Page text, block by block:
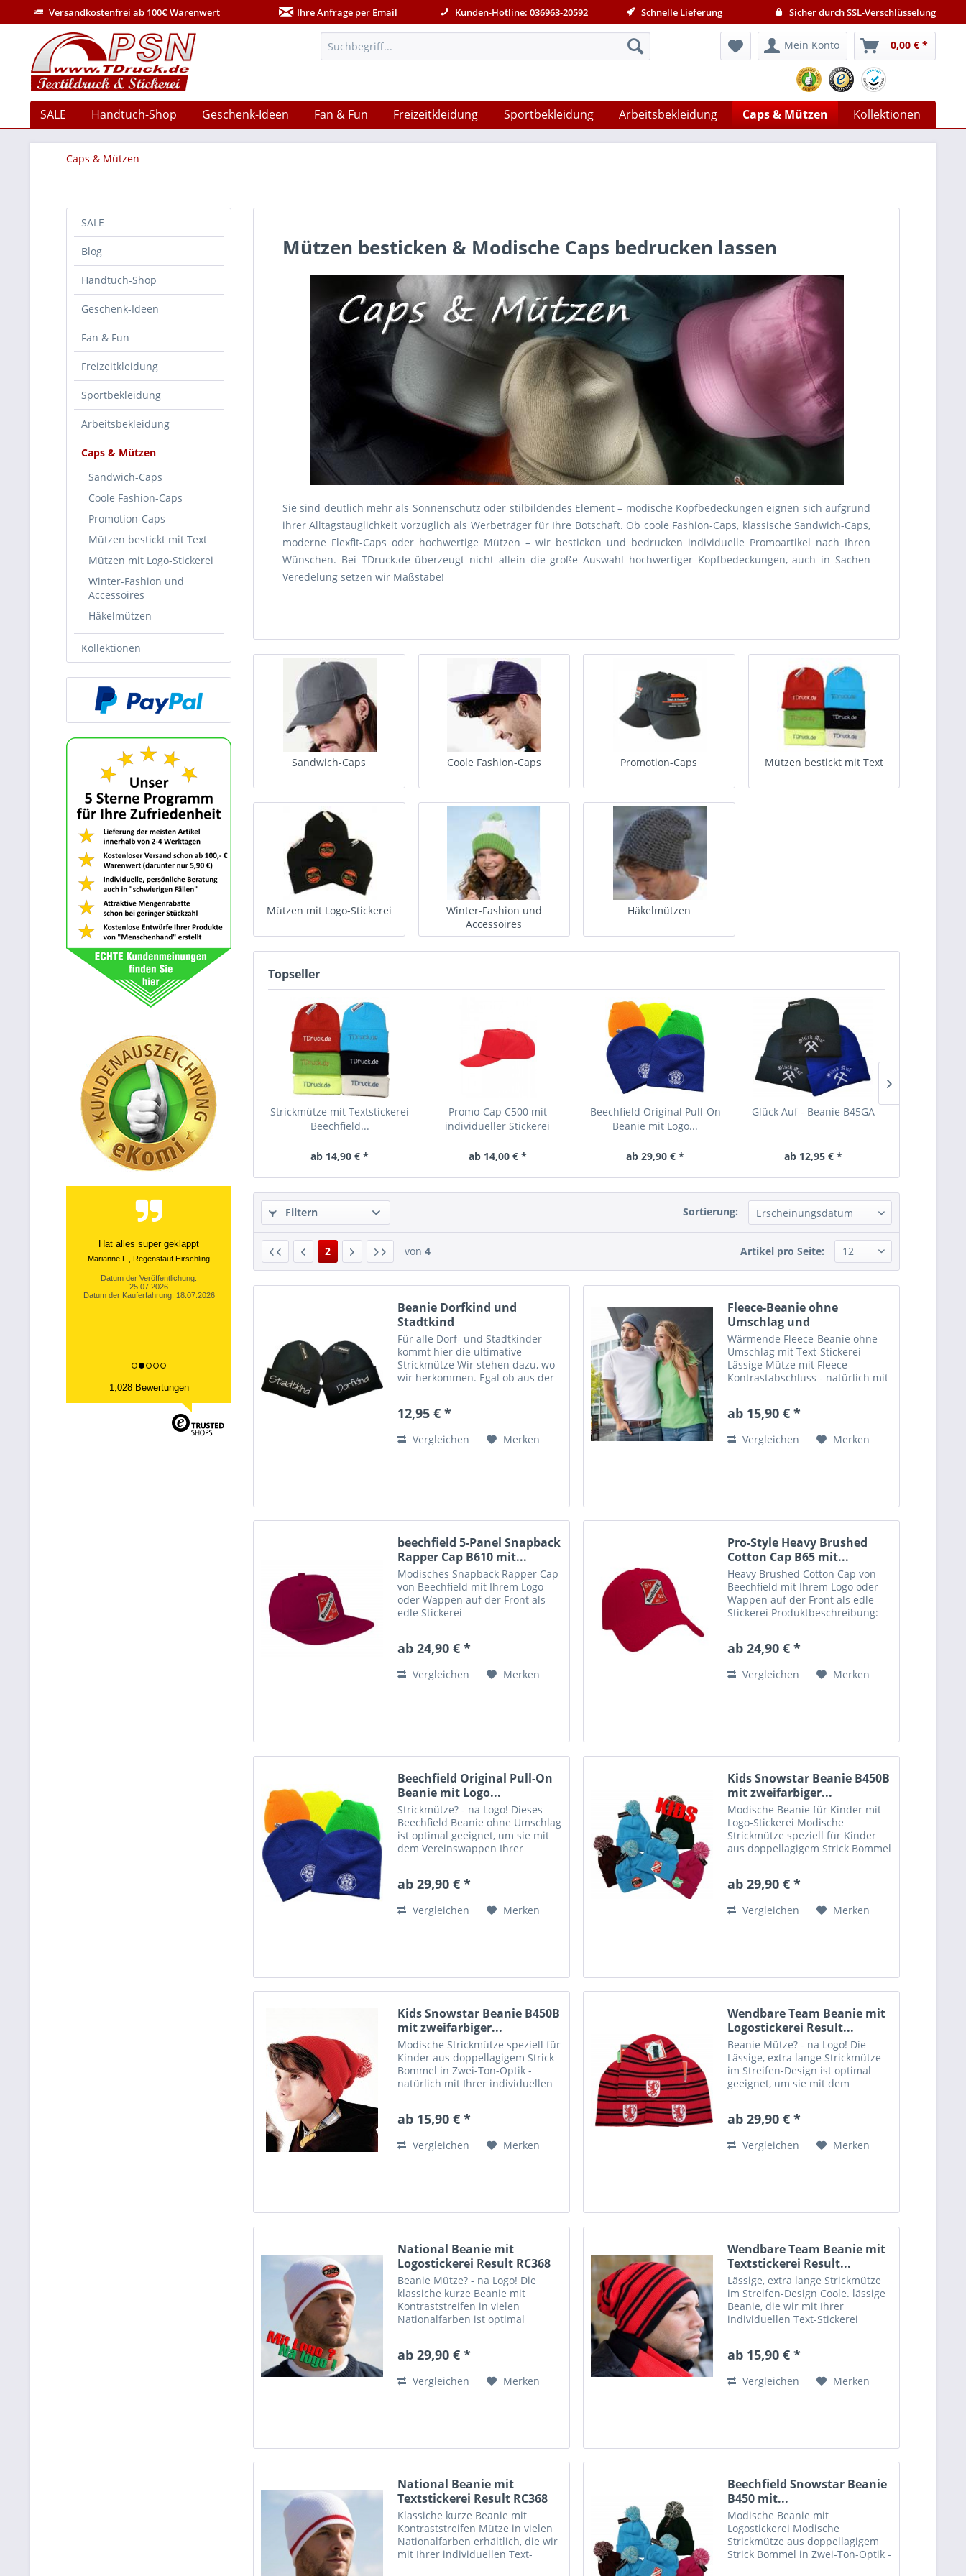
Versandkostenfrei ab 100€ Warenwert Ihre Anfrage per Email Kunden-Hotline: 036963-20592 Schnelle Lieferung Sicher durch SSL-Verschlüsselung
Mein Konto 0,00 € *
SALE Handtuch-Shop Geschenk-Ideen Fan & Fun Freizeitkleidung Sportbekleidung Arbeitsbekleidung Caps & Mützen Kollektionen
Caps & Mützen
SALE
Blog
Handtuch-Shop
Geschenk-Ideen
Fan & Fun
Freizeitkleidung
Sportbekleidung
Arbeitsbekleidung
Caps & Mützen
Sandwich-Caps
Coole Fashion-Caps
Promotion-Caps
Mützen bestickt mit Text
Mützen mit Logo-Stickerei
Winter-Fashion und
Accessoires
Häkelmützen
Kollektionen
Hat alles super geklappt
Marianne F., Regenstauf Hirschling
Datum der Veröffentlichung:
25.07.2026
Datum der Kauferfahrung: 18.07.2026
1,028 Bewertungen
Mützen besticken & Modische Caps bedrucken lassen
Sie sind deutlich mehr als Sonnenschutz oder stilbildendes Element – modische Kopfbedeckungen eignen sich aufgrund
ihrer Alltagstauglichkeit vorzüglich als Werbeträger für Ihre Botschaft. Ob coole Fashion-Caps, klassische Sandwich-Caps,
moderne Flexfit-Caps oder hochwertige Mützen – wir besticken und bedrucken individuelle Promoartikel nach Ihren
Wünschen. Bei TDruck.de überzeugt nicht allein die große Auswahl hochwertiger Kopfbedeckungen, auch in Sachen
Veredelung setzen wir Maßstäbe!
Sandwich-Caps Coole Fashion-Caps Promotion-Caps Mützen bestickt mit Text
Mützen mit Logo-Stickerei
Winter-Fashion und
Accessoires
Häkelmützen
Topseller
Strickmütze mit Textstickerei
Beechfield...
ab 14,90 € *
Promo-Cap C500 mit
individueller Stickerei
ab 14,00 € *
Beechfield Original Pull-On
Beanie mit Logo...
ab 29,90 € *
Glück Auf - Beanie B45GA
ab 12,95 € *
Filtern Sortierung:
2 von 4 Artikel pro Seite:
Beanie Dorfkind und
Stadtkind
Für alle Dorf- und Stadtkinder
kommt hier die ultimative
Strickmütze Wir stehen dazu, wo
wir herkommen. Egal ob aus der
Statement ab ... Bequem und gut
12,95 € *
Vergleichen Merken
Fleece-Beanie ohne
Umschlag und
individueller...
Wärmende Fleece-Beanie ohne
Umschlag mit Text-Stickerei
Lässige Mütze mit Fleece-
Kontrastabschluss - natürlich mit
MB7131 Lässige Mütze mit
ab 15,90 € *
Vergleichen Merken
beechfield 5-Panel Snapback
Rapper Cap B610 mit...
Modisches Snapback Rapper Cap
von Beechfield mit Ihrem Logo
oder Wappen auf der Front als
edle Stickerei
gerader Schirm 5 Panels
(Snapback) inklusive...
ab 24,90 € *
Vergleichen Merken
Pro-Style Heavy Brushed
Cotton Cap B65 mit...
Heavy Brushed Cotton Cap von
Beechfield mit Ihrem Logo oder
Wappen auf der Front als edle
Stickerei Produktbeschreibung:
Gleichfarbiges Verschlussband
ab 24,90 € *
Vergleichen Merken
Beechfield Original Pull-On
Beanie mit Logo...
Strickmütze? - na Logo! Dieses
Beechfield Beanie ohne Umschlag
ist optimal geeignet, um sie mit
dem Vereinswappen Ihrer
machen aus jeder Mütze ein
ab 29,90 € *
Vergleichen Merken
Kids Snowstar Beanie B450B
mit zweifarbiger...
Modische Beanie für Kinder mit
Logo-Stickerei Modische
Strickmütze speziell für Kinder
aus doppellagigem Strick Bommel
individuell bestickt. Diese Mütze
ab 29,90 € *
Vergleichen Merken
Kids Snowstar Beanie B450B
mit zweifarbiger...
Modische Strickmütze speziell für
Kinder aus doppellagigem Strick
Bommel in Zwei-Ton-Optik -
natürlich mit Ihrer individuellen
aber auch als Team-Ausstattung
ab 15,90 € *
Vergleichen Merken
Wendbare Team Beanie mit
Logostickerei Result...
Beanie Mütze? - na Logo! Die
Lässige, extra lange Strickmütze
im Streifen-Design ist optimal
geeignet, um sie mit dem
Firmenlogo zu verzieren. Wir
echtes...
ab 29,90 € *
Vergleichen Merken
National Beanie mit
Logostickerei Result RC368
Beanie Mütze? - na Logo! Die
klassiche kurze Beanie mit
Kontraststreifen in vielen
Nationalfarben ist optimal
Lieblingsmannschaft oder Ihrem
machen aus jeder Mütze...
ab 29,90 € *
Vergleichen Merken
Wendbare Team Beanie mit
Textstickerei Result...
Lässige, extra lange Strickmütze
im Streifen-Design Coole. lässige
Beanie, die wir mit Ihrer
individuellen Text-Stickerei
Stickerei kann diese somit
ab 15,90 € *
Vergleichen Merken
National Beanie mit
Textstickerei Result RC368
Klassiche kurze Beanie mit
Kontraststreifen Mütze in vielen
Nationalfarben erhältlich, die wir
mit Ihrer individuellen Text-
Beechfield Snowstar Beanie
B450 mit...
Modische Beanie mit
Logostickerei Modische
Strickmütze aus doppellagigem
Strick Bommel in Zwei-Ton-Optik -